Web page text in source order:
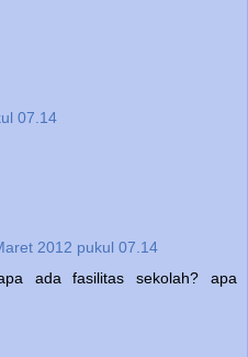
07.14
2012 pukul 07.14
ada fasilitas sekolah? apa